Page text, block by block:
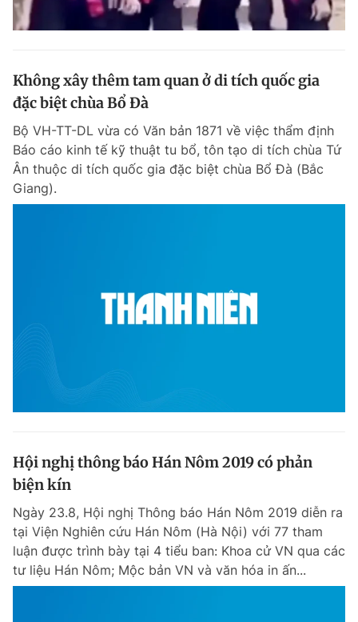
Đặt báo Quảng cáo RSS Tòa soạn Chính sách bảo
Phó tổng biên tập: Lâm Hiếu Dũng
Phó tổng biên tập: Trần Việt Hưng
Tổng thư ký tòa soạn: Đức Trung
Giấy phép xuất bản số 110/GP - BTTTT cấp ngày 24.3.2020
© 2003-2026 Bản quyền thuộc về Báo Thanh Niên. Cấm sao chép
dưới mọi hình thức nếu không có sự chấp thuận bằng văn bản.
Phát triển bởi ePi Technologies, JSC.
Không xây thêm tam quan ở di tích quốc gia
đặc biệt chùa Bổ Đà
Bộ VH-TT-DL vừa có Văn bản 1871 về việc thẩm định
Báo cáo kinh tế kỹ thuật tu bổ, tôn tạo di tích chùa Tứ
Ân thuộc di tích quốc gia đặc biệt chùa Bổ Đà (Bắc
Giang).
Hội nghị thông báo Hán Nôm 2019 có phản
biện kín
Ngày 23.8, Hội nghị Thông báo Hán Nôm 2019 diễn ra
tại Viện Nghiên cứu Hán Nôm (Hà Nội) với 77 tham
luận được trình bày tại 4 tiểu ban: Khoa cử VN qua các
tư liệu Hán Nôm; Mộc bản VN và văn hóa in ấn...